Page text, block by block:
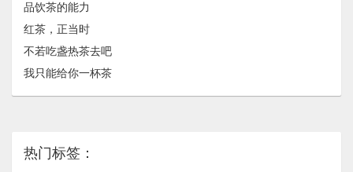
品饮茶的能力
红茶，正当时
不若吃盏热茶去吧
我只能给你一杯茶
热门标签：